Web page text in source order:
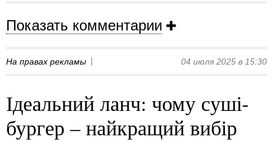
Показать комментарии
На правах рекламы 04 июля 2025 в 15:30
Ідеальний ланч: чому суші-
бургер – найкращий вибір